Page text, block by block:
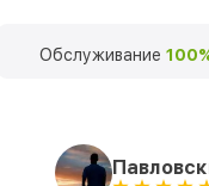
Обслуживание